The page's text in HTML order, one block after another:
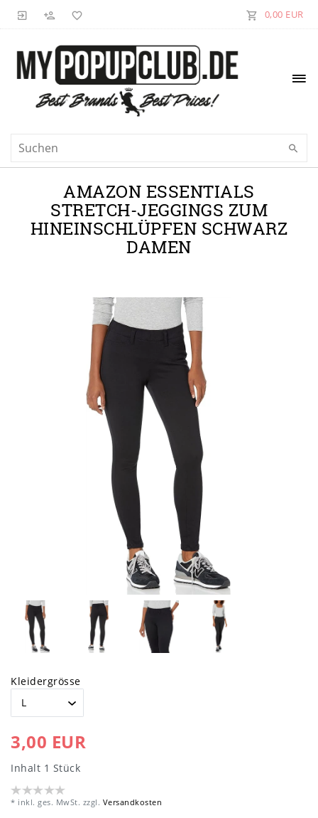
0,00 EUR
AMAZON ESSENTIALS
STRETCH-JEGGINGS ZUM
HINEINSCHLÜPFEN SCHWARZ
DAMEN
Kleidergrösse
3,00 EUR
Inhalt 1 Stück
* inkl. ges. MwSt. zzgl. Versandkosten